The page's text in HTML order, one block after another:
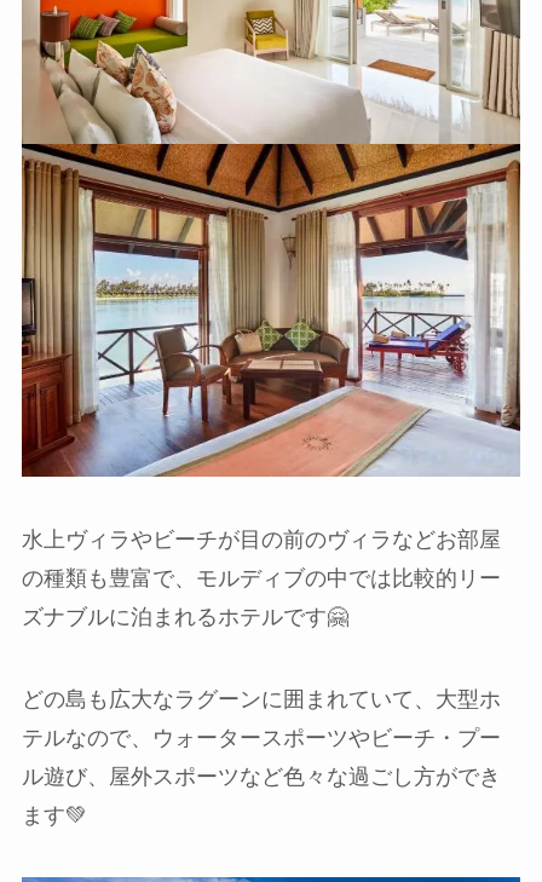
水上ヴィラやビーチが目の前のヴィラなどお部屋
の種類も豊富で、モルディブの中では比較的リー
ズナブルに泊まれるホテルです🤗
どの島も広大なラグーンに囲まれていて、大型ホ
テルなので、ウォータースポーツやビーチ・プー
ル遊び、屋外スポーツなど色々な過ごし方ができ
ます💚